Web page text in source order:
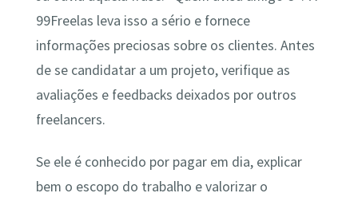
99Freelas leva isso a sério e fornece
informações preciosas sobre os clientes. Antes
de se candidatar a um projeto, verifique as
avaliações e feedbacks deixados por outros
freelancers.
Se ele é conhecido por pagar em dia, explicar
bem o escopo do trabalho e valorizar o